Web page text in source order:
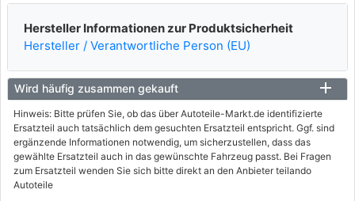
Hersteller Informationen zur Produktsicherheit
Hersteller / Verantwortliche Person (EU)
Wird häufig zusammen gekauft
Hinweis: Bitte prüfen Sie, ob das über Autoteile-Markt.de identifizierte
Ersatzteil auch tatsächlich dem gesuchten Ersatzteil entspricht. Ggf. sind
ergänzende Informationen notwendig, um sicherzustellen, dass das
gewählte Ersatzteil auch in das gewünschte Fahrzeug passt. Bei Fragen
zum Ersatzteil wenden Sie sich bitte direkt an den Anbieter teilando
Autoteile